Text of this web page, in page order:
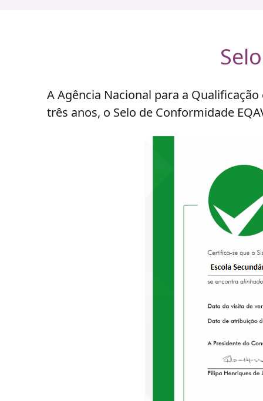
A Agência Nacional para a
três anos, o Selo de Conformidade